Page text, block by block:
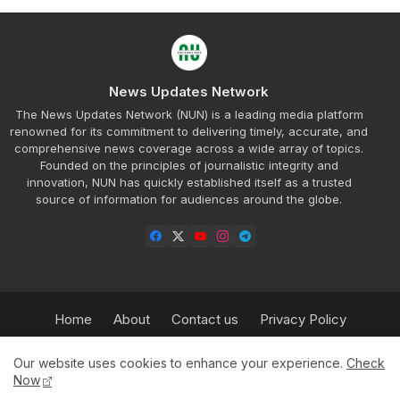
News Updates Network
The News Updates Network (NUN) is a leading media platform
renowned for its commitment to delivering timely, accurate, and
comprehensive news coverage across a wide array of topics.
Founded on the principles of journalistic integrity and
innovation, NUN has quickly established itself as a trusted
source of information for audiences around the globe.
Home About Contact us
Privacy Policy
Our website uses cookies to enhance your experience. Check
Now